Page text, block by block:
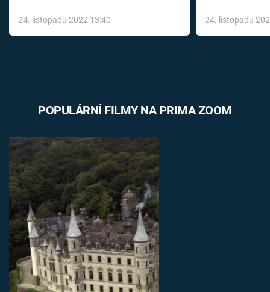
24. listopadu 2022 13:40
léky
24. listopadu
POPULÁRNÍ FILMY NA PRIMA ZOOM